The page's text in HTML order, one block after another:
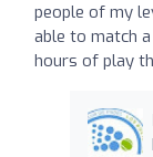
people of my
able to match
hours of play